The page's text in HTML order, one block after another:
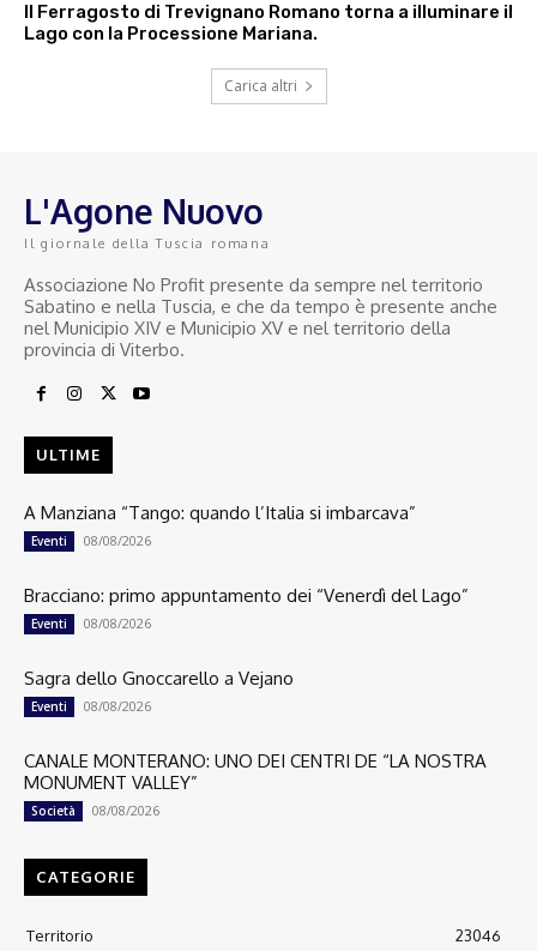
Il Ferragosto di Trevignano Romano torna a illuminare il
Lago con la Processione Mariana.
Carica altri
L'Agone Nuovo
Il giornale della Tuscia romana
Associazione No Profit presente da sempre nel territorio
Sabatino e nella Tuscia, e che da tempo è presente anche
nel Municipio XIV e Municipio XV e nel territorio della
provincia di Viterbo.
ULTIME
A Manziana “Tango: quando l’Italia si imbarcava”
Eventi 08/08/2026
Bracciano: primo appuntamento dei “Venerdì del Lago”
Eventi 08/08/2026
Sagra dello Gnoccarello a Vejano
Eventi 08/08/2026
CANALE MONTERANO: UNO DEI CENTRI DE “LA NOSTRA
MONUMENT VALLEY”
Società 08/08/2026
CATEGORIE
Territorio 23046